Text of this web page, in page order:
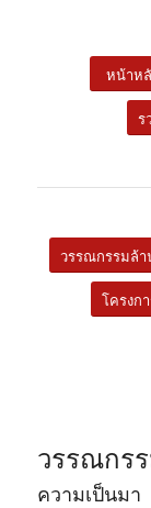
หน้าห
ร
วรรณกรรมล้า
โครงก
วรรณกร
ความเป็นมา